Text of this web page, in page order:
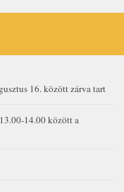
16. között zárva tart
14.00 között a